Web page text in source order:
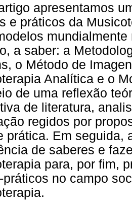
apresentamos
e práticos da
a saber: a
o Método de
Analítica e o
de uma reflexão
de literatura,
regidos por
prática. Em seguida,
de saberes e
para, por fim,
práticos no campo